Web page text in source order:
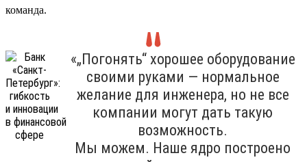
команда.
«„Погонять“ хорошее оборудование
своими руками — нормальное
желание для инженера, но не все
компании могут дать такую
возможность.
Мы можем. Наше ядро построено